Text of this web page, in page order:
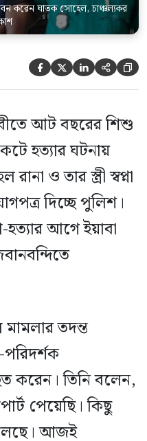
করেন ঘাতক সোহেল, চাঞ্চল্যকর
    
আট বছরের শিশু
হত্যার ঘটনায়
ও তার স্ত্রী স্বপ্না
দিচ্ছে পুলিশ।
হত্যার আগে ইয়াবা
তদন্ত
পরিদর্শক
করেন। তিনি বলেন,
পেয়েছি। কিছু
আজই